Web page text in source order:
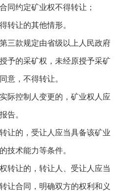
同约定矿业权不得转让；
转让的其他情形。
三款规定由省级以上人民政府
予的采矿权，未经原授予采矿
意，不得转让。
际控制人变更的，矿业权人应
告。
让的，受让人应当具备该矿业
技术能力等条件。
转让的，转让人、受让人应当
让合同，明确双方的权利和义